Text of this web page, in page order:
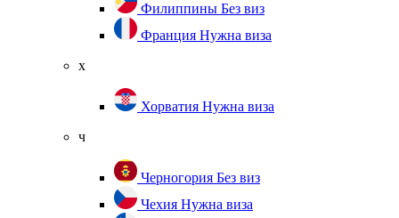
Филиппины Без виз
Франция Нужна виза
х
Хорватия Нужна виза
ч
Черногория Без виз
Чехия Нужна виза